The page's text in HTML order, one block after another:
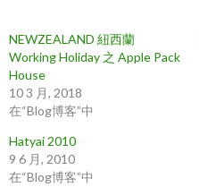
NEWZEALAND 紐西蘭
Working Holiday 之 Apple Pack
House
10 3 月, 2018
在“Blog博客”中
Hatyai 2010
9 6 月, 2010
在“Blog博客”中